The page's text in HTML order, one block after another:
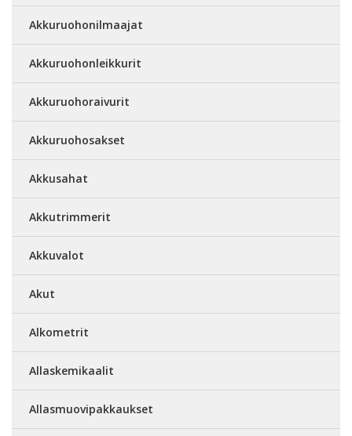
Akkuruohonilmaajat
Akkuruohonleikkurit
Akkuruohoraivurit
Akkuruohosakset
Akkusahat
Akkutrimmerit
Akkuvalot
Akut
Alkometrit
Allaskemikaalit
Allasmuovipakkaukset